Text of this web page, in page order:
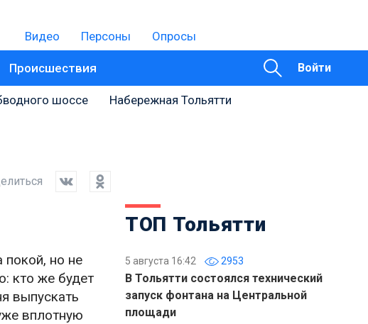
Видео Персоны Опросы
Происшествия Войти
шоссе
Набережная Тольятти
покой, но не
кто же будет
выпускать
вплотную
ТОП Тольятти
5 августа 16:42 2953
В Тольятти состоялся технический
запуск фонтана на Центральной
площади